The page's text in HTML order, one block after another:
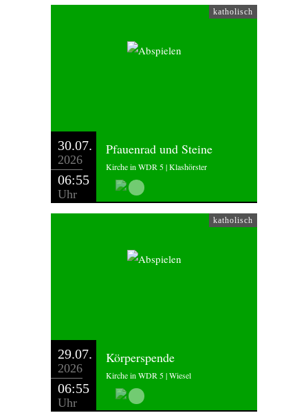
katholisch
30.07.
2026
06:55
Uhr
Pfauenrad und Steine
Kirche in WDR 5 | Klashörster
katholisch
29.07.
2026
06:55
Uhr
Körperspende
Kirche in WDR 5 | Wiesel